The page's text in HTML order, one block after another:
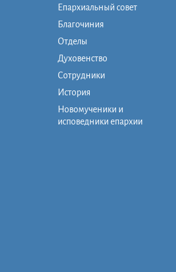
Епархиальный совет
Благочиния
Отделы
Духовенство
Сотрудники
История
Новомученики и
исповедники епархии